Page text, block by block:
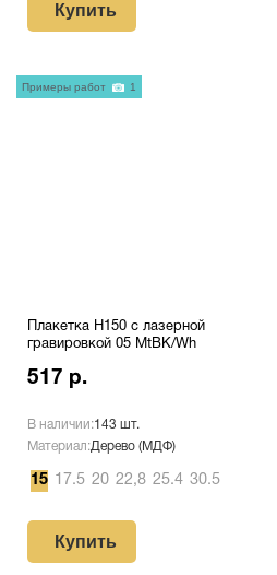
Купить
Плакетка H150 с лазерной
гравировкой 05 MtBK/Wh
517 р.
В наличии:143 шт.
Материал:Дерево (МДФ)
15 17.5 20 22,8 25.4 30.5
Купить
Примеры работ 1